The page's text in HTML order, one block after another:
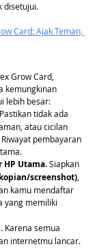
disetujui.
Card: Ajak Teman,
Grow Card,
kemungkinan
lebih besar:
Pastikan tidak ada
atau cicilan
pembayaran
HP Utama. Siapkan
screenshot)
kamu mendaftar
yang memiliki
Karena semua
internetmu lancar.